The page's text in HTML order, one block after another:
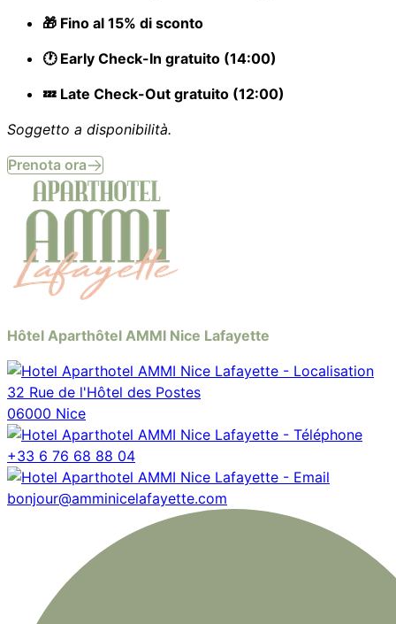
🎁 Fino al 15% di sconto
🕐 Early Check-In gratuito (14:00)
💤 Late Check-Out gratuito (12:00)
Soggetto a disponibilità.
Prenota ora
Hôtel Aparthôtel AMMI Nice Lafayette
32 Rue de l'Hôtel des Postes
06000 Nice
+33 6 76 68 88 04
bonjour@amminicelafayette.com